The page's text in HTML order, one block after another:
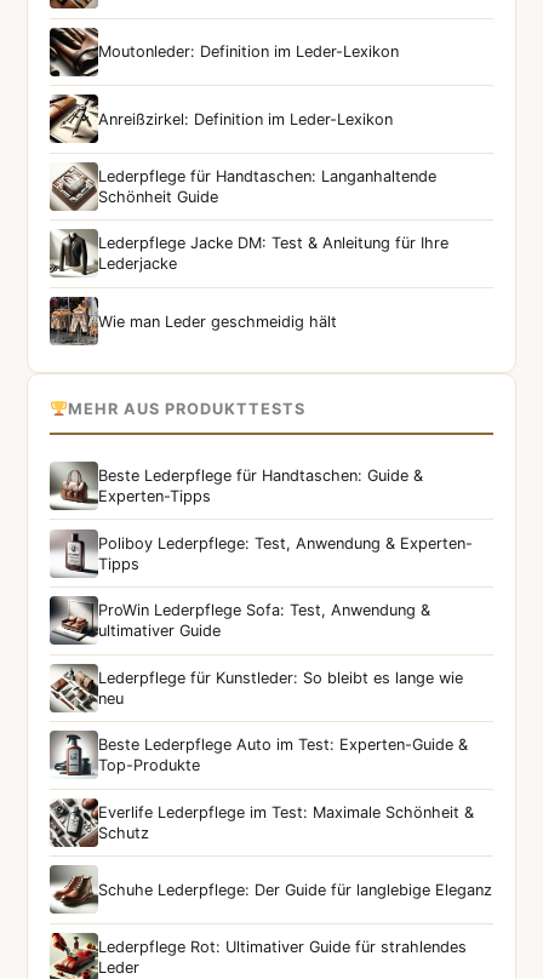
Moutonleder: Definition im Leder-Lexikon
Anreißzirkel: Definition im Leder-Lexikon
Lederpflege für Handtaschen: Langanhaltende
Schönheit Guide
Lederpflege Jacke DM: Test & Anleitung für Ihre
Lederjacke
Wie man Leder geschmeidig hält
MEHR AUS PRODUKTTESTS
Beste Lederpflege für Handtaschen: Guide &
Experten-Tipps
Poliboy Lederpflege: Test, Anwendung & Experten-
Tipps
ProWin Lederpflege Sofa: Test, Anwendung &
ultimativer Guide
Lederpflege für Kunstleder: So bleibt es lange wie
neu
Beste Lederpflege Auto im Test: Experten-Guide &
Top-Produkte
Everlife Lederpflege im Test: Maximale Schönheit &
Schutz
Schuhe Lederpflege: Der Guide für langlebige Eleganz
Lederpflege Rot: Ultimativer Guide für strahlendes
Leder